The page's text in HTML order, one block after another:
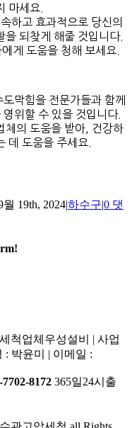
마세요.
하고 효과적으로 당신의
을 되찾게 해줄 것입니다.
게 도움을 청해 보세요.
막힘을 전문가들과 함께
위할 수 있을 것입니다.
체의 도움을 받아, 건강하
데 도움을 주세요.
월 19th, 2024|하수구|0 댓
척업체우성설비 | 사업
: 박윤미 | 이메일 :
7702-8172 365일24시출